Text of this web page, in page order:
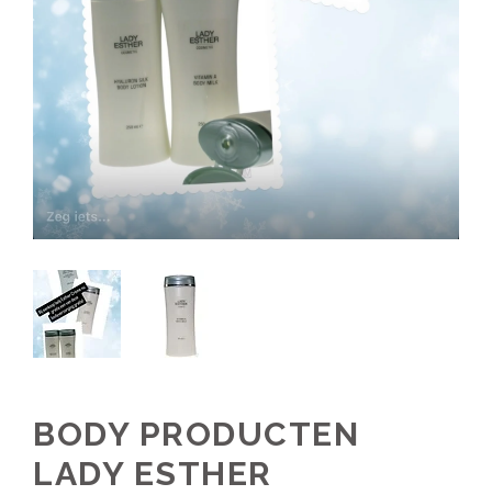
BODY PRODUCTEN
LADY ESTHER